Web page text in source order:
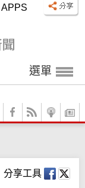
APPS
選單
分享工具